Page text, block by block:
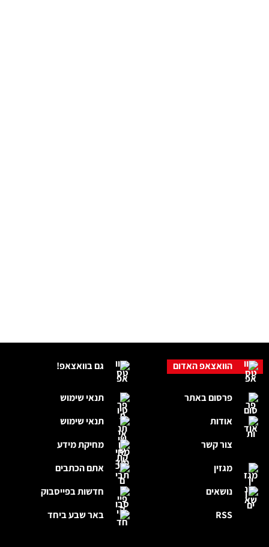
גם בוואצאפ!
תנאי שימוש
תנאי שימוש
מחיקת מידע
אתם הכתבים
חדשות בפייסבוק
באר שבע ביחד
הוואצאפ האדום
פרסום באתר
אודות
צור קשר
מגזין
נושאים
RSS